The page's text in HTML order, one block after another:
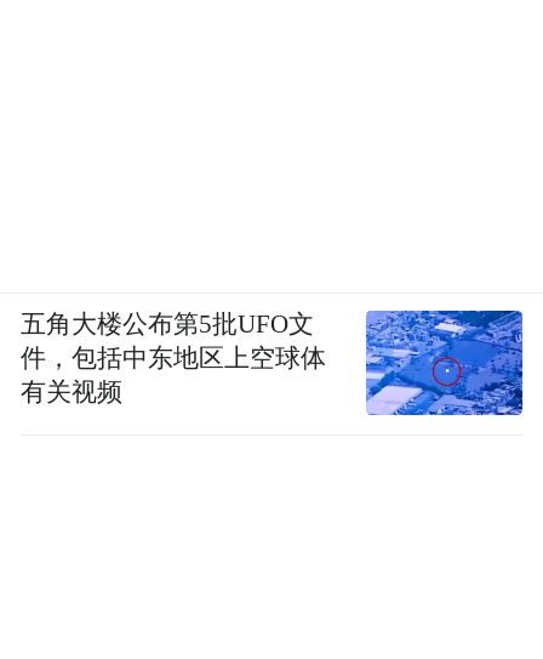
五角大楼公布第5批UFO文
件，包括中东地区上空球体
有关视频